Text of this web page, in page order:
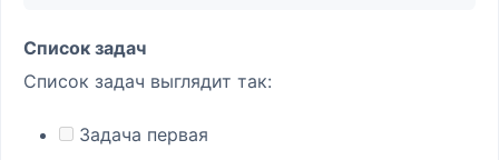
Список задач
Список задач выглядит так:
Задача первая